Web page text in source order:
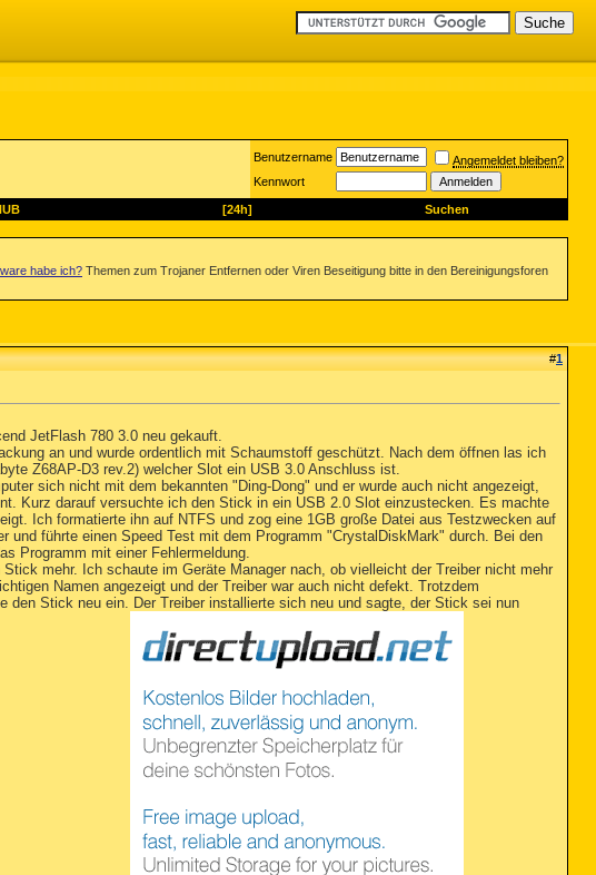
Benutzername
Angemeldet bleiben?
Kennwort
[24h] Suchen
habe ich? Themen zum Trojaner Entfernen oder Viren Beseitigung bitte in den Bereinigungsforen
#1
JetFlash 780 3.0 neu gekauft.
an und wurde ordentlich mit Schaumstoff geschützt. Nach dem öffnen las ich
Z68AP-D3 rev.2) welcher Slot ein USB 3.0 Anschluss ist.
sich nicht mit dem bekannten "Ding-Dong" und er wurde auch nicht angezeigt,
Kurz darauf versuchte ich den Stick in ein USB 2.0 Slot einzustecken. Es machte
Ich formatierte ihn auf NTFS und zog eine 1GB große Datei aus Testzwecken auf
und führte einen Speed Test mit dem Programm "CrystalDiskMark" durch. Bei den
Programm mit einer Fehlermeldung.
mehr. Ich schaute im Geräte Manager nach, ob vielleicht der Treiber nicht mehr
Namen angezeigt und der Treiber war auch nicht defekt. Trotzdem
den Stick neu ein. Der Treiber installierte sich neu und sagte, der Stick sei nun